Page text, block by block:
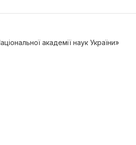
академії наук України»